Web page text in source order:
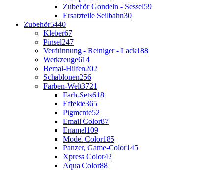
Zubehör Gondeln - Sessel59
Ersatzteile Seilbahn30
Zubehör5440
Kleber67
Pinsel247
Verdünnung - Reiniger - Lack188
Werkzeuge614
Bemal-Hilfen202
Schablonen256
Farben-Welt3721
Farb-Sets618
Effekte365
Pigmente52
Email Color87
Enamel109
Model Color185
Panzer, Game-Color145
Xpress Color42
Aqua Color88